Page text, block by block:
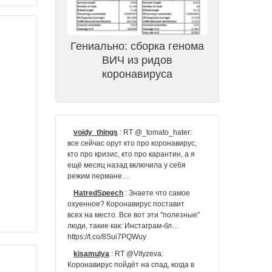
Гениально: сборка генома
ВИЧ из ридов
коронавируса
voidy_things : RT @_tomato_hater:
все сейчас орут кто про коронавирус,
кто про кризис, кто про карантин, а я
ещё месяц назад включила у себя
режим пермане…
HatredSpeech : Знаете что самое
охуенное? Коронавирус поставит
всех на место. Все вот эти "полезные"
люди, такие как: Инстаграм-бл…
https://t.co/8Sui7PQWuy
kisamulya : RT @Vityzeva:
Коронавирус пойдёт на спад, когда в